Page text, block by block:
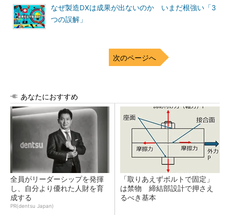
なぜ製造DXは成果が出ないのか いまだ根強い「3
つの誤解」
次のページへ
あなたにおすすめ
全員がリーダーシップを発揮
し、自分より優れた人財を育
成する
PR(dentsu Japan)
「取りあえずボルトで固定」
は禁物 締結部設計で押さえ
るべき基本